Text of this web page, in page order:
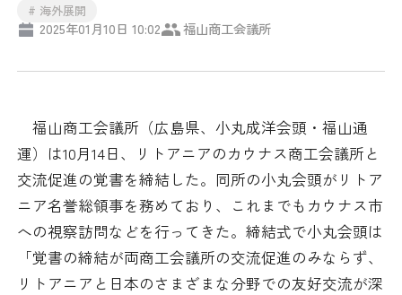
ビジネス交流
海外ビジネス・貿易証明
情報提供・広報
会頭コメント
調査・研究
組織概要
役員紹介
日商のあゆみ
# 海外展開
2025年01月10日 10:02 福山商工会議所
福山商工会議所（広島県、小丸成洋会頭・福山通
運）は10月14日、リトアニアのカウナス商工会議所と
交流促進の覚書を締結した。同所の小丸会頭がリトア
ニア名誉総領事を務めており、これまでもカウナス市
への視察訪問などを行ってきた。締結式で小丸会頭は
「覚書の締結が両商工会議所の交流促進のみならず、
リトアニアと日本のさまざまな分野での友好交流が深